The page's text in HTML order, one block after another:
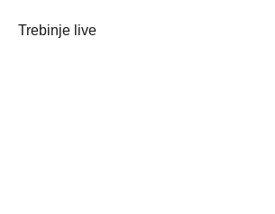
Trebinje live